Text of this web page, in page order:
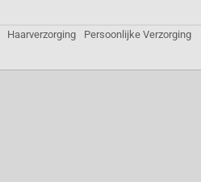
Haarverzorging Persoonlijke Verzorging